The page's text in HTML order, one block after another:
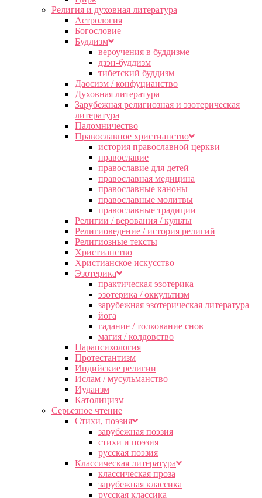
Религия и духовная литература
Астрология
Богословие
Буддизм
вероучения в буддизме
дзэн-буддизм
тибетский буддизм
Даосизм / конфуцианство
Духовная литература
Зарубежная религиозная и эзотерическая
литература
Паломничество
Православное христианство
история православной церкви
православие
православие для детей
православная медицина
православные каноны
православные молитвы
православные традиции
Религии / верования / культы
Религиоведение / история религий
Религиозные тексты
Христианство
Христианское искусство
Эзотерика
практическая эзотерика
эзотерика / оккультизм
зарубежная эзотерическая литература
йога
гадание / толкование снов
магия / колдовство
Парапсихология
Протестантизм
Индийские религии
Ислам / мусульманство
Иудаизм
Католицизм
Серьезное чтение
Cтихи, поэзия
зарубежная поэзия
стихи и поэзия
русская поэзия
Классическая литература
классическая проза
зарубежная классика
русская классика